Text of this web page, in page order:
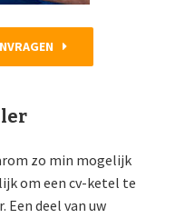
zo min mogelijk
om een cv-ketel te
deel van uw